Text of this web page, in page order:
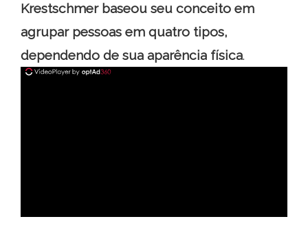
Krestschmer baseou seu conceito em
agrupar pessoas em quatro tipos,
dependendo de sua aparência física.